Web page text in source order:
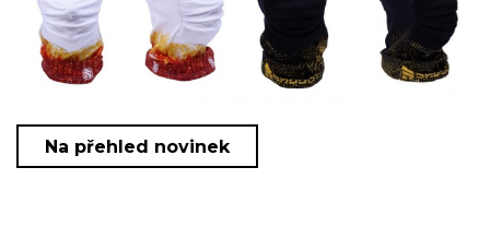
Na přehled novinek